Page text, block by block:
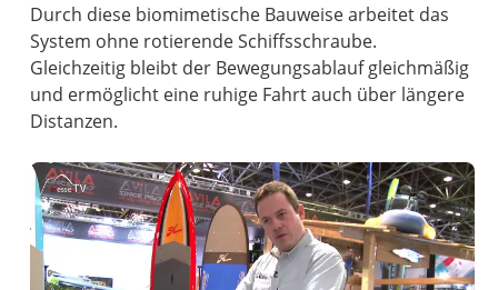
Durch diese biomimetische Bauweise arbeitet das
System ohne rotierende Schiffsschraube.
Gleichzeitig bleibt der Bewegungsablauf gleichmäßig
und ermöglicht eine ruhige Fahrt auch über längere
Distanzen.